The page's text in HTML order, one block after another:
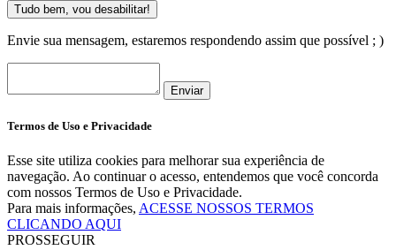
Tudo bem, vou desabilitar!
Envie sua mensagem, estaremos respondendo assim que possível ; )
Enviar
Termos de Uso e Privacidade
Esse site utiliza cookies para melhorar sua experiência de
navegação. Ao continuar o acesso, entendemos que você concorda
com nossos Termos de Uso e Privacidade.
Para mais informações, ACESSE NOSSOS TERMOS
CLICANDO AQUI
PROSSEGUIR